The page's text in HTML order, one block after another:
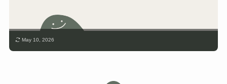
May 10, 2026